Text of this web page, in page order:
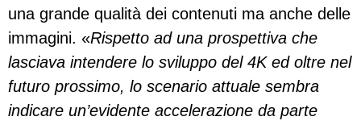
una grande qualità dei contenuti ma anche delle
immagini. «Rispetto ad una prospettiva che
lasciava intendere lo sviluppo del 4K ed oltre nel
futuro prossimo, lo scenario attuale sembra
indicare un’evidente accelerazione da parte